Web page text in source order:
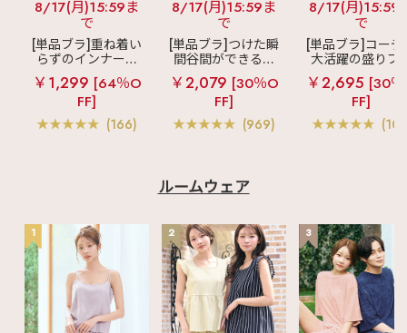
8/17(月)15:59ま
で
[単品ブラ]重ね着い
らずのインナーブ
ラ
リッチバスト
ブラトップ (ワイヤ
ー入り)
￥1,299 [64％O
FF]
(166)
8/17(月)15:59ま
で
[単品ブラ]つけた瞬
間谷間ができるシ
ームレスブラ
超
盛ブラ(R) シームレ
ス 単品ブラジャー
￥2,079 [30％O
FF]
(969)
8/17(月)15:59
で
[単品ブラ]コーデ
大活躍の盛りブ
ショートレン
ス ブラトップ 超
ブラ(R) 単品ブ
ャー
￥2,695 [30
FF]
ルームウェア
1 2 3